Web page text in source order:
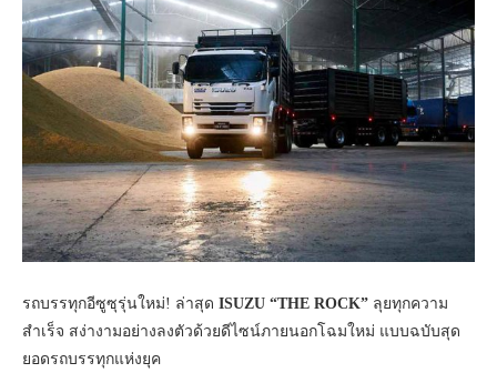
รถบรรทุกอีซูซุรุ่นใหม่! ล่าสุด ISUZU “THE ROCK” ลุยทุกความ
สำเร็จ สง่างามอย่างลงตัวด้วยดีไซน์ภายนอกโฉมใหม่ แบบฉบับสุด
ยอดรถบรรทุกแห่งยุค